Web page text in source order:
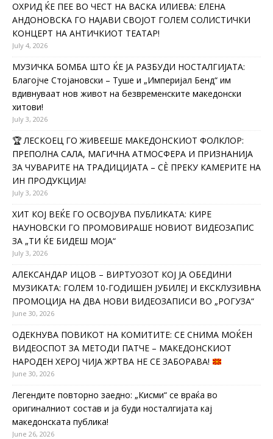
ОХРИД ЌЕ ПЕЕ ВО ЧЕСТ НА ВАСКА ИЛИЕВА: ЕЛЕНА
АНДОНОВСКА ГО НАЈАВИ СВОЈОТ ГОЛЕМ СОЛИСТИЧКИ
КОНЦЕРТ НА АНТИЧКИОТ ТЕАТАР!
July 4, 2026
МУЗИЧКА БОМБА ШТО ЌЕ ЈА РАЗБУДИ НОСТАЛГИЈАТА:
Благојче Стојановски – Туше и „Империјал Бенд“ им
вдивнуваат нов живот на безвременските македонски
хитови!
July 3, 2026
🏆 ЛЕСКОЕЦ ГО ЖИВЕЕШЕ МАКЕДОНСКИОТ ФОЛКЛОР:
ПРЕПОЛНА САЛА, МАГИЧНА АТМОСФЕРА И ПРИЗНАНИЈА
ЗА ЧУВАРИТЕ НА ТРАДИЦИЈАТА – СÈ ПРЕКУ КАМЕРИТЕ НА
ИН ПРОДУКЦИЈА!
July 3, 2026
ХИТ КОЈ ВЕЌЕ ГО ОСВОЈУВА ПУБЛИКАТА: КИРЕ
НАУНОВСКИ ГО ПРОМОВИРАШЕ НОВИОТ ВИДЕОЗАПИС
ЗА „ТИ ЌЕ БИДЕШ МОЈА“
July 3, 2026
АЛЕКСАНДАР ИЦОВ – ВИРТУОЗОТ КОЈ ЈА ОБЕДИНИ
МУЗИКАТА: ГОЛЕМ 10-ГОДИШЕН ЈУБИЛЕЈ И ЕКСКЛУЗИВНА
ПРОМОЦИЈА НА ДВА НОВИ ВИДЕОЗАПИСИ ВО „РОГУЗА“
June 30, 2026
ОДЕКНУВА ПОВИКОТ НА КОМИТИТЕ: СЕ СНИМА МОЌЕН
ВИДЕОСПОТ ЗА МЕТОДИ ПАТЧЕ – МАКЕДОНСКИОТ
НАРОДЕН ХЕРОЈ ЧИЈА ЖРТВА НЕ СЕ ЗАБОРАВА!
June 30, 2026
Легендите повторно заедно: „Кисми“ се враќа во
оригиналниот состав и ја буди носталгијата кај
македонската публика!
June 26, 2026